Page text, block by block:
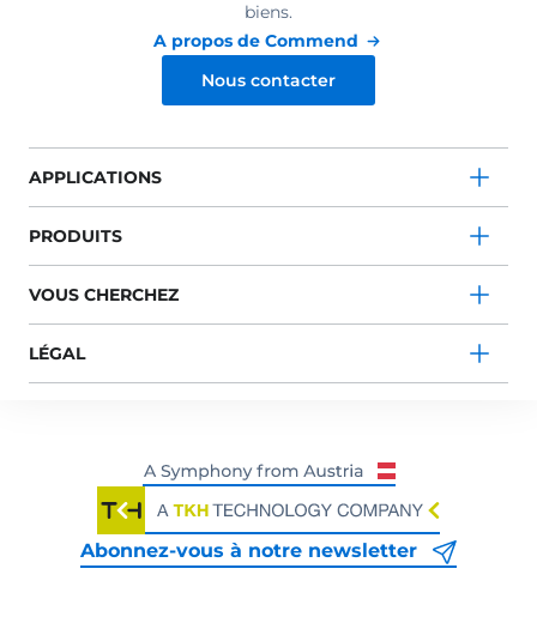
biens.
A propos de Commend
Nous contacter
APPLICATIONS
PRODUITS
VOUS CHERCHEZ
LÉGAL
Abonnez-vous à notre newsletter